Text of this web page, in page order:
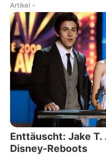
Artikel -
Enttäuscht: Jake
Disney-Reboots